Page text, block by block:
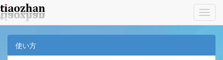
使い方